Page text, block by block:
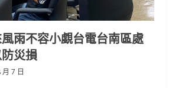
風雨不容小覷台電台南區處
災損
7 日